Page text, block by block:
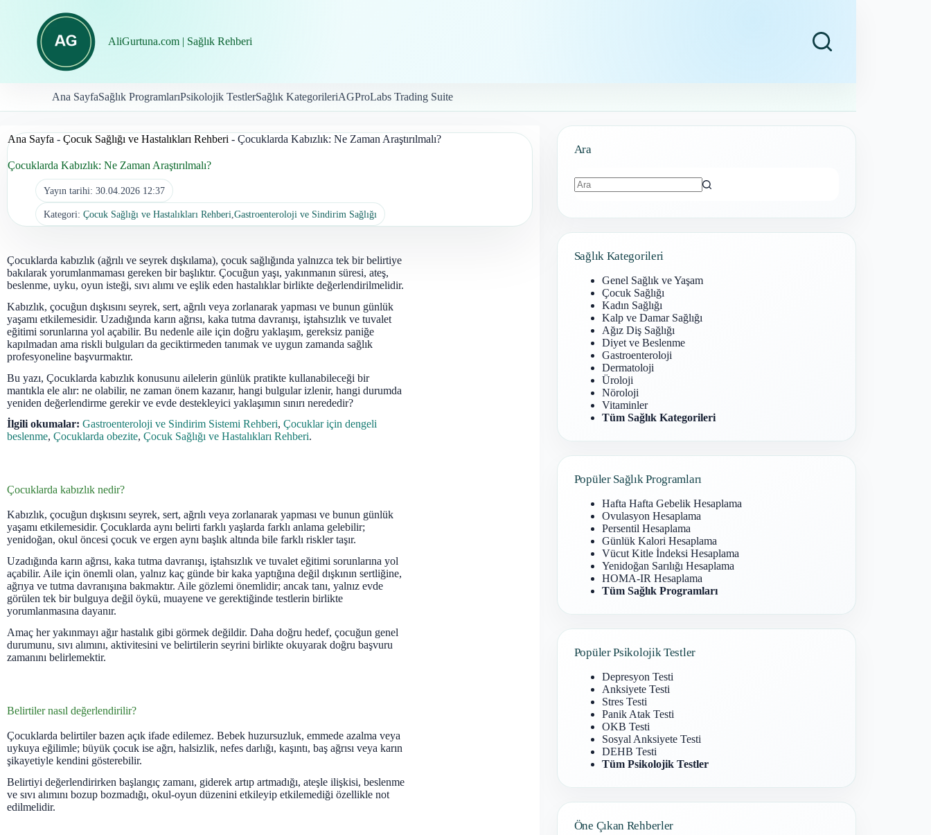
AliGurtuna.com | Sağlık Rehberi
Ana SayfaSağlık ProgramlarıPsikolojik TestlerSağlık KategorileriAGProLabs Trading Suite
Ana Sayfa - Çocuk Sağlığı ve Hastalıkları Rehberi - Çocuklarda Kabızlık: Ne Zaman Araştırılmalı?
Çocuklarda Kabızlık: Ne Zaman Araştırılmalı?
Yayın tarihi: 30.04.2026 12:37
Kategori: Çocuk Sağlığı ve Hastalıkları Rehberi Gastroenteroloji ve Sindirim Sağlığı
Çocuklarda kabızlık (ağrılı ve seyrek dışkılama), çocuk sağlığında yalnızca tek bir belirtiye
bakılarak yorumlanmaması gereken bir başlıktır. Çocuğun yaşı, yakınmanın süresi, ateş,
beslenme, uyku, oyun isteği, sıvı alımı ve eşlik eden hastalıklar birlikte değerlendirilmelidir.
Kabızlık, çocuğun dışkısını seyrek, sert, ağrılı veya zorlanarak yapması ve bunun günlük
yaşamı etkilemesidir. Uzadığında karın ağrısı, kaka tutma davranışı, iştahsızlık ve tuvalet
eğitimi sorunlarına yol açabilir. Bu nedenle aile için doğru yaklaşım, gereksiz paniğe
kapılmadan ama riskli bulguları da geciktirmeden tanımak ve uygun zamanda sağlık
profesyoneline başvurmaktır.
Bu yazı, Çocuklarda kabızlık konusunu ailelerin günlük pratikte kullanabileceği bir
mantıkla ele alır: ne olabilir, ne zaman önem kazanır, hangi bulgular izlenir, hangi durumda
yeniden değerlendirme gerekir ve evde destekleyici yaklaşımın sınırı nerededir?
İlgili okumalar: Gastroenteroloji ve Sindirim Sistemi Rehberi, Çocuklar için dengeli
beslenme, Çocuklarda obezite, Çocuk Sağlığı ve Hastalıkları Rehberi.
Çocuklarda kabızlık nedir?
Kabızlık, çocuğun dışkısını seyrek, sert, ağrılı veya zorlanarak yapması ve bunun günlük
yaşamı etkilemesidir. Çocuklarda aynı belirti farklı yaşlarda farklı anlama gelebilir;
yenidoğan, okul öncesi çocuk ve ergen aynı başlık altında bile farklı riskler taşır.
Uzadığında karın ağrısı, kaka tutma davranışı, iştahsızlık ve tuvalet eğitimi sorunlarına yol
açabilir. Aile için önemli olan, yalnız kaç günde bir kaka yaptığına değil dışkının sertliğine,
ağrıya ve tutma davranışına bakmaktır. Aile gözlemi önemlidir; ancak tanı, yalnız evde
görülen tek bir bulguya değil öykü, muayene ve gerektiğinde testlerin birlikte
yorumlanmasına dayanır.
Amaç her yakınmayı ağır hastalık gibi görmek değildir. Daha doğru hedef, çocuğun genel
durumunu, sıvı alımını, aktivitesini ve belirtilerin seyrini birlikte okuyarak doğru başvuru
zamanını belirlemektir.
Belirtiler nasıl değerlendirilir?
Çocuklarda belirtiler bazen açık ifade edilemez. Bebek huzursuzluk, emmede azalma veya
uykuya eğilimle; büyük çocuk ise ağrı, halsizlik, nefes darlığı, kaşıntı, baş ağrısı veya karın
şikayetiyle kendini gösterebilir.
Belirtiyi değerlendirirken başlangıç zamanı, giderek artıp artmadığı, ateşle ilişkisi, beslenme
ve sıvı alımını bozup bozmadığı, okul-oyun düzenini etkileyip etkilemediği özellikle not
edilmelidir.
Ara
bulunamadı
Sağlık Kategorileri
Genel Sağlık ve Yaşam
Çocuk Sağlığı
Kadın Sağlığı
Kalp ve Damar Sağlığı
Ağız Diş Sağlığı
Diyet ve Beslenme
Gastroenteroloji
Dermatoloji
Üroloji
Nöroloji
Vitaminler
Tüm Sağlık Kategorileri
Popüler Sağlık Programları
Hafta Hafta Gebelik Hesaplama
Ovulasyon Hesaplama
Persentil Hesaplama
Günlük Kalori Hesaplama
Vücut Kitle İndeksi Hesaplama
Yenidoğan Sarılığı Hesaplama
HOMA-IR Hesaplama
Tüm Sağlık Programları
Popüler Psikolojik Testler
Depresyon Testi
Anksiyete Testi
Stres Testi
Panik Atak Testi
OKB Testi
Sosyal Anksiyete Testi
DEHB Testi
Tüm Psikolojik Testler
Öne Çıkan Rehberler